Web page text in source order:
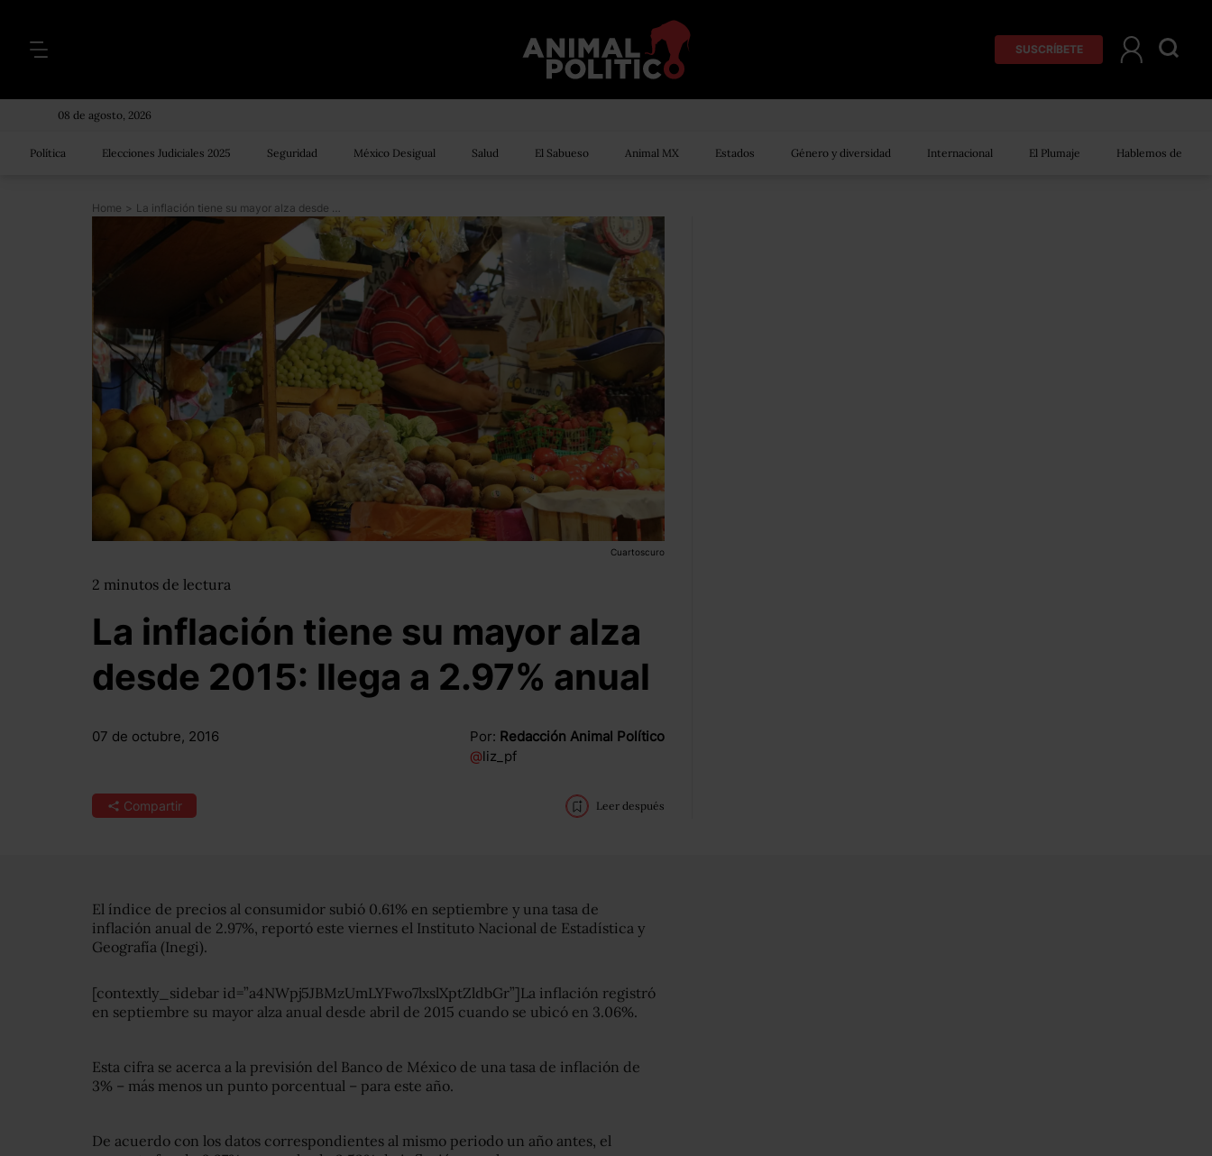
SUSCRÍBETE
08 de agosto, 2026
Política Elecciones Judiciales 2025 Seguridad México Desigual Salud El Sabueso Animal MX Estados Género y diversidad Internacional El Plumaje Hablemos de
Home > La inflación tiene su mayor alza desde 2015: llega a 2.97% anual
Cuartoscuro
2 minutos de lectura
La inflación tiene su mayor alza
desde 2015: llega a 2.97% anual
07 de octubre, 2016 Por: Redacción Animal Político
@liz_pf
Compartir Leer después
El índice de precios al consumidor subió 0.61% en septiembre y una tasa de
inflación anual de 2.97%, reportó este viernes el Instituto Nacional de Estadística y
Geografía (Inegi).
[contextly_sidebar id=”a4NWpj5JBMzUmLYFwo7lxslXptZldbGr”]La inflación registró
en septiembre su mayor alza anual desde abril de 2015 cuando se ubicó en 3.06%.
Esta cifra se acerca a la previsión del Banco de México de una tasa de inflación de
3% – más menos un punto porcentual – para este año.
De acuerdo con los datos correspondientes al mismo periodo un año antes, el